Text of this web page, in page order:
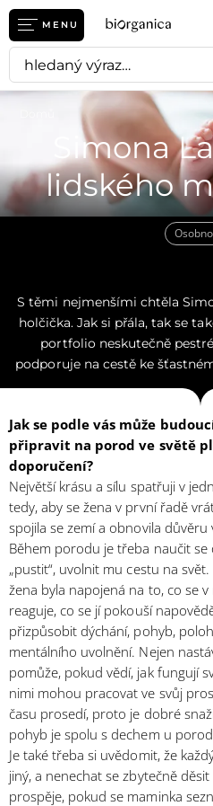
MENU
Simona
lidského
S těmi nejmenšími chtěla
holčička. Jak si přála, tak se
portfolio neskutečně
podporuje na cestě ke
Jak se podle vás může
připravit na porod ve světě
doporučení?
Největší krásu a sílu spatřuji v
tedy, aby se žena v první řadě
spojila se zemí a obnovila
Během porodu je třeba naučit
„pustit“, uvolnit mu cestu na
žena byla napojená na to, co se v
reaguje, co se jí pokouší
přizpůsobit dýchání, pohyb,
mentálního uvolnění. Nejen
pomůže, pokud vědí, jak fungují
nimi mohou pracovat ve svůj
času prosedí, proto je dobré
pohyb je spolu s dechem u
Je také třeba si uvědomit, že
jiný, a nenechat se zbytečně
prospěje, pokud se maminka